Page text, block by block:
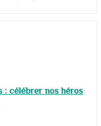
: célébrer nos héros